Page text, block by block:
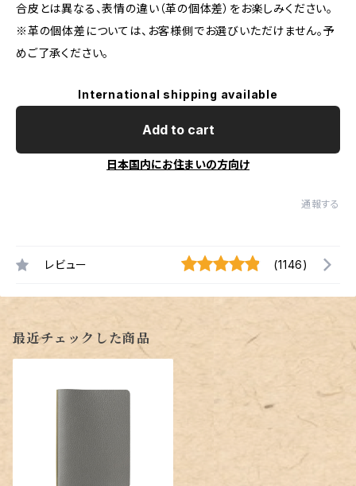
合皮とは異なる、表情の違い（革の個体差）をお楽しみください。
※革の個体差については、お客様側でお選びいただけません。予
めご了承ください。
International shipping available
Add to cart
日本国内にお住まいの方向け
通報する
レビュー (1146)
最近チェックした商品